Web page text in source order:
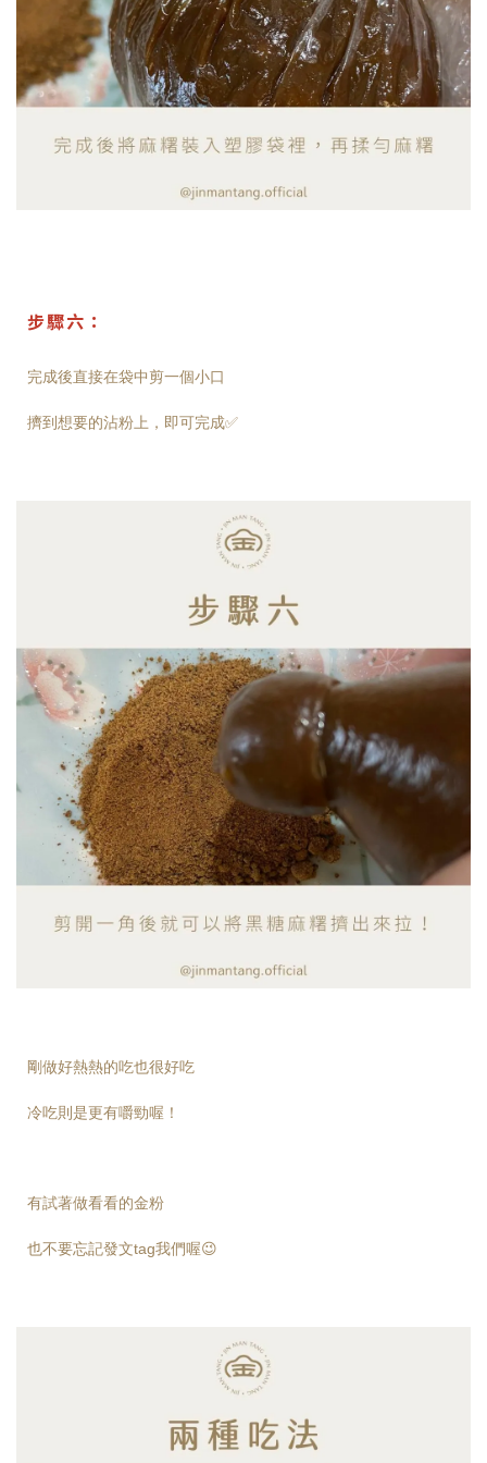
步驟六：
完成後直接在袋中剪一個小口
擠到想要的沾粉上，即可完成✅
剛做好熱熱的吃也很好吃
冷吃則是更有嚼勁喔！
有試著做看看的金粉
也不要忘記發文tag我們喔😉